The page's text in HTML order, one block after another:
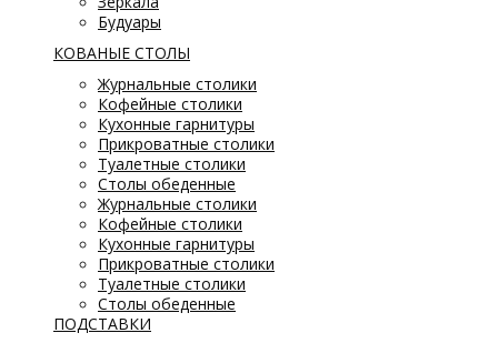
Будуары
КОВАНЫЕ СТОЛЫ
Журнальные столики
Кофейные столики
Кухонные гарнитуры
Прикроватные столики
Туалетные столики
Столы обеденные
Журнальные столики
Кофейные столики
Кухонные гарнитуры
Прикроватные столики
Туалетные столики
Столы обеденные
ПОДСТАВКИ